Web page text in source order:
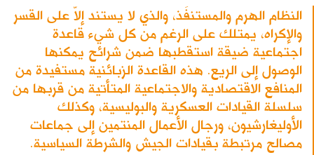
النظام الهرم والمستنفَذ، والذي لا يستند إلاّ على القسر
والإكراه، يمتلك على الرغم من كل شيء قاعدة
اجتماعية ضيقة استقطبها ضمن شرائح يمكنها
الوصول إلى الريع. هذه القاعدة الزبائنية مستفيدة من
المنافع الاقتصادية والاجتماعية المتأتية من قربها من
سلسلة القيادات العسكرية والبوليسية، وكذلك
الأوليغارشيون، ورجال الأعمال المنتمين إلى جماعات
مصالح مرتبطة بقيادات الجيش والشرطة السياسية.